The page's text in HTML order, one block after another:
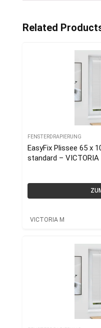
Related
FENSTERDRAPIERUNG
EasyFix Plissee 65 x
standard – VICTORIA
VICTORIA M